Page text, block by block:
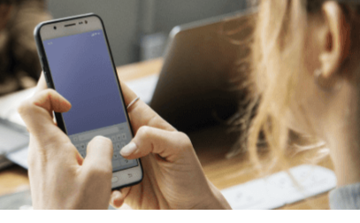
(+34) 606 654 785
madrid@julius2grow.com
Bogota
(+57) 601 756 44 59
bogota@julius2grow.com